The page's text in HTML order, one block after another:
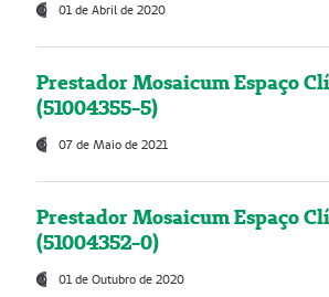
01 de Abril de 2020
Prestador Mosaicum Espaço
(51004355-5)
07 de Maio de 2021
Prestador Mosaicum Espaço
(51004352-0)
01 de Outubro de 2020